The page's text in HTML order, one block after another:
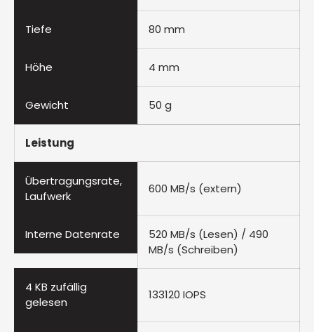
Tiefe 80 mm
Höhe 4 mm
Gewicht 50 g
Leistung
Übertragungsrate,
Laufwerk
600 MB/s (extern)
Interne Datenrate
520 MB/s (Lesen) / 490
MB/s (Schreiben)
4 KB zufällig
gelesen
133120 IOPS